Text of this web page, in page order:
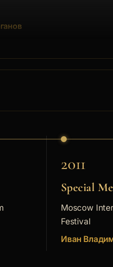
февруари 1974 г. в София.... [още]
2011
Special
Moscow
Festival
Иван